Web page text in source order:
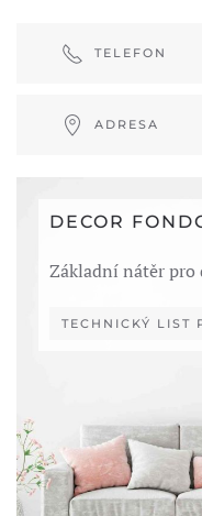
TELEFON
ADRESA
DECOR
Základní nátěr pro
TECHNICKÝ LIST